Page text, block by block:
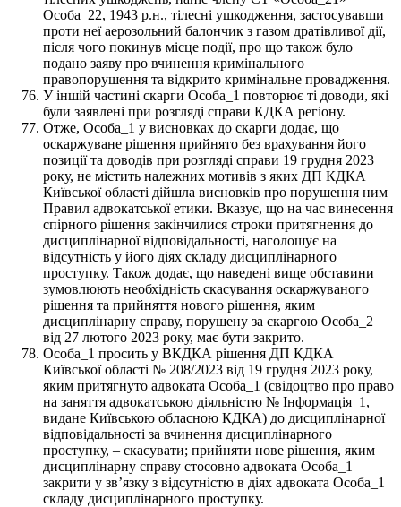
Особа_22, 1943 р.н., тілесні ушкодження, застосувавши
проти неї аерозольний балончик з газом дратівливої дії,
після чого покинув місце події, про що також було
подано заяву про вчинення кримінального
правопорушення та відкрито кримінальне провадження.
У іншій частині скарги Особа_1 повторює ті доводи, які
були заявлені при розгляді справи КДКА регіону.
Отже, Особа_1 у висновках до скарги додає, що
оскаржуване рішення прийнято без врахування його
позиції та доводів при розгляді справи 19 грудня 2023
року, не містить належних мотивів з яких ДП КДКА
Київської області дійшла висновків про порушення ним
Правил адвокатської етики. Вказує, що на час винесення
спірного рішення закінчилися строки притягнення до
дисциплінарної відповідальності, наголошує на
відсутність у його діях складу дисциплінарного
проступку. Також додає, що наведені вище обставини
зумовлюють необхідність скасування оскаржуваного
рішення та прийняття нового рішення, яким
дисциплінарну справу, порушену за скаргою Особа_2
від 27 лютого 2023 року, має бути закрито.
Особа_1 просить у ВКДКА рішення ДП КДКА
Київської області № 208/2023 від 19 грудня 2023 року,
яким притягнуто адвоката Особа_1 (свідоцтво про право
на заняття адвокатською діяльністю № Інформація_1,
видане Київською обласною КДКА) до дисциплінарної
відповідальності за вчинення дисциплінарного
проступку, – скасувати; прийняти нове рішення, яким
дисциплінарну справу стосовно адвоката Особа_1
закрити у звʼязку з відсутністю в діях адвоката Особа_1
складу дисциплінарного проступку.